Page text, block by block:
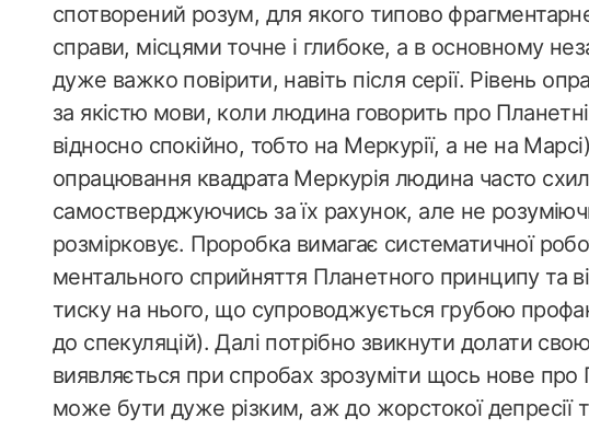
спотворений розум, для якого типово
справи, місцями точне і глибоке, а в основному
дуже важко повірити, навіть після серії. Рівень
за якістю мови, коли людина говорить про
відносно спокійно, тобто на Меркурії, а не на
опрацювання квадрата Меркурія людина часто
самостверджуючись за їх рахунок, але не
розмірковує. Проробка вимагає систематичної
ментального сприйняття Планетного принципу та
тиску на нього, що супроводжується грубою
до спекуляцій). Далі потрібно звикнути долати
виявляється при спробах зрозуміти щось нове про
може бути дуже різким, аж до жорстокої депресії